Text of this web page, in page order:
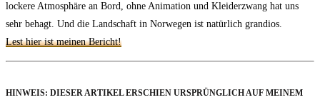
lockere Atmosphäre an Bord, ohne Animation und Kleiderzwang hat uns
sehr behagt. Und die Landschaft in Norwegen ist natürlich grandios.
Lest hier ist meinen Bericht!
HINWEIS: DIESER ARTIKEL ERSCHIEN URSPRÜNGLICH AUF MEINEM